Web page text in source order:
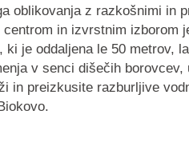
oblikovanja z razkošnimi in
in izvrstnim izborom
je oddaljena le 50 metrov,
v senci dišečih borovcev,
in preizkusite razburljive